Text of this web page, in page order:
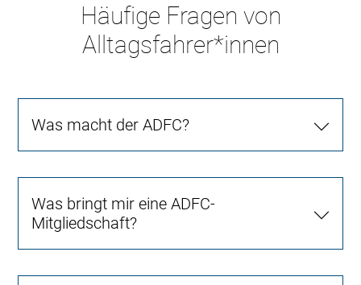
Häufige Fragen von
Alltagsfahrer*innen
Was macht der ADFC?
Was bringt mir eine ADFC-
Mitgliedschaft?